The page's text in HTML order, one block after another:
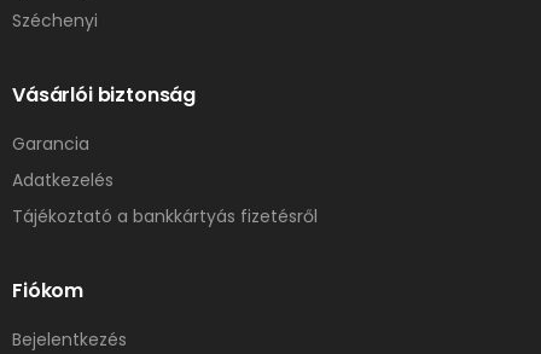
Széchenyi
Vásárlói biztonság
Garancia
Adatkezelés
Tájékoztató a bankkártyás fizetésről
Fiókom
Bejelentkezés